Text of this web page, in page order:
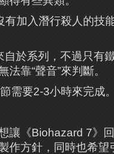
有加入潛行殺人的技
於系列，不過只有
靠“聲音”來判斷。
需要2-3小時來完成
讓《Biohazard 7》
作方針，同時也希望